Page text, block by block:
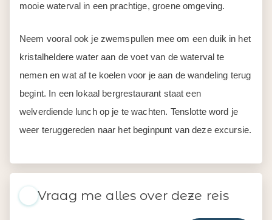
mooie waterval in een prachtige, groene omgeving.
Neem vooral ook je zwemspullen mee om een duik in het
kristalheldere water aan de voet van de waterval te
nemen en wat af te koelen voor je aan de wandeling terug
begint. In een lokaal bergrestaurant staat een
welverdiende lunch op je te wachten. Tenslotte word je
weer teruggereden naar het beginpunt van deze excursie.
Vraag me alles over deze reis